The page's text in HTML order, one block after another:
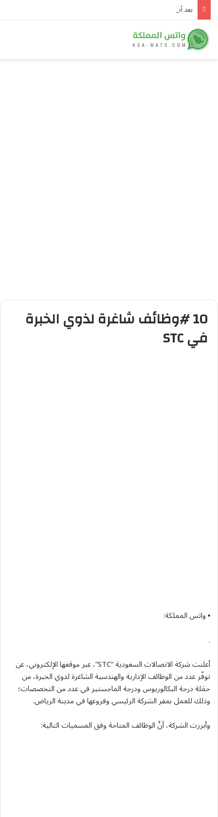
10 #وظائف شاغرة لذوي الخبرة
في STC
▪︎ واتس المملكة:
.
أعلنت شركة الاتصالات السعودية “STC”، عبر موقعها الإلكتروني، عن
توفّر عدد من الوظائف الإدارية والهندسية الشاغرة لذوي الخبرة، من
حمَلة درجة البكالوريوس ودرجة الماجستير في عدد من التخصصات؛
وذلك للعمل بمقر الشركة الرئيسي وفروعها في مدينة الرياض.
وأبرزت الشركة، أنَّ الوظائف المتاحة وفق المسميات التالية: